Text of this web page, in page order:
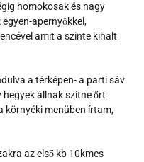
homokosak és nagy
apernyőkkel,
amit a szinte kihalt
a térképen- a parti sáv
állnak szitne őrt
környéki menüben írtam,
az első kb 10kmes